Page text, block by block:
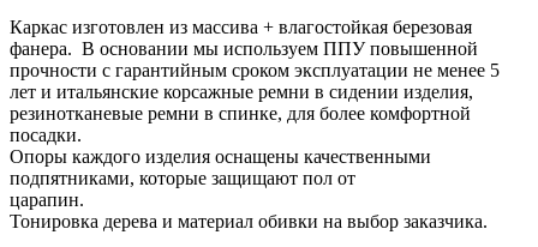
Каркас изготовлен из массива + влагостойкая березовая
фанера. В основании мы используем ППУ повышенной
прочности с гарантийным сроком эксплуатации не менее 5
лет и итальянские корсажные ремни в сидении изделия,
резинотканевые ремни в спинке, для более комфортной
посадки.
Опоры каждого изделия оснащены качественными
подпятниками, которые защищают пол от
царапин.
Тонировка дерева и материал обивки на выбор заказчика.